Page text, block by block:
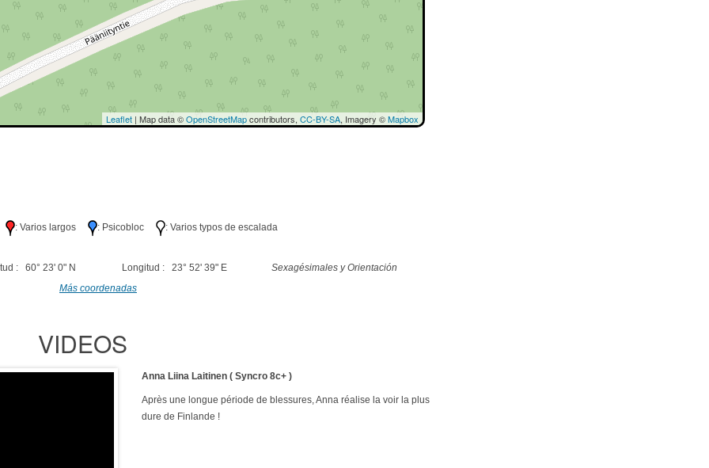
Leaflet| Map data ©OpenStreetMapcontributors, CC-BY-SA, Imagery ©Mapbox
: Varios largos : Psicobloc : Varios typos de escalada
: 60° 23' 0" N Longitud : 23° 52' 39" E
Sexagésimales y Orientación
Más coordenadas
VIDEOS
Anna Liina Laitinen ( Syncro 8c+ )
Après une longue période de blessures, Anna réalise la voir la plus
dure de Finlande !